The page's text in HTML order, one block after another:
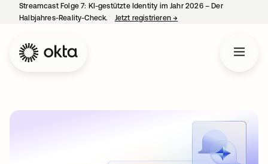
Streamcast Folge 7: KI-gestützte Identity im Jahr 2026 – Der
Halbjahres-Reality-Check.
Jetzt registrieren→